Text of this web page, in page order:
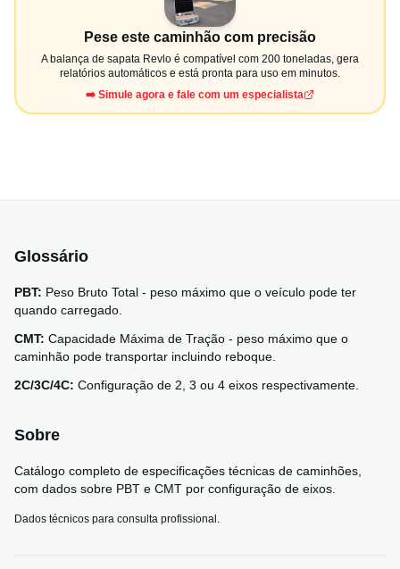
Pese este caminhão com precisão
A balança de sapata Revlo é compatível com 200 toneladas, gera
relatórios automáticos e está pronta para uso em minutos.
➡️ Simule agora e fale com um especialista
Glossário
PBT: Peso Bruto Total - peso máximo que o veículo pode ter
quando carregado.
CMT: Capacidade Máxima de Tração - peso máximo que o
caminhão pode transportar incluindo reboque.
2C/3C/4C: Configuração de 2, 3 ou 4 eixos respectivamente.
Sobre
Catálogo completo de especificações técnicas de caminhões,
com dados sobre PBT e CMT por configuração de eixos.
Dados técnicos para consulta profissional.